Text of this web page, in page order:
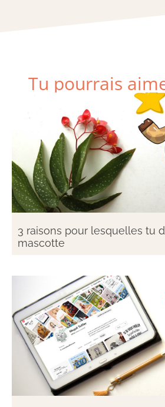
Tu pourrais
3 raisons pour lesquelles tu
mascotte